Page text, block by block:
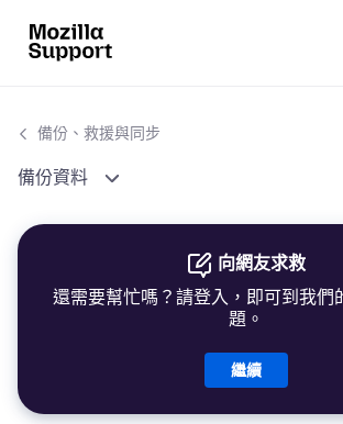
備份、救援與同步
備份資料
向網友求救
還需要幫忙嗎？請登入，即可到我們
題。
繼續